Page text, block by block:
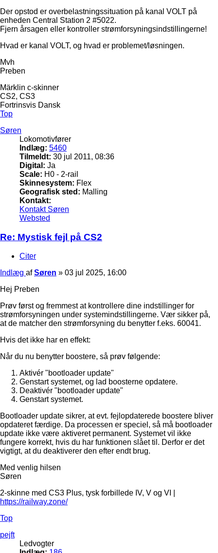
Der opstod er overbelastningssituation på kanal VOLT på
enheden Central Station 2 #5022.
Fjern årsagen eller kontroller strømforsyningsindstillingerne!
Hvad er kanal VOLT, og hvad er problemet/løsningen.
Mvh
Preben
Märklin c-skinner
CS2, CS3
Fortrinsvis Dansk
Top
Søren
Lokomotivfører
Indlæg: 5460
Tilmeldt: 30 jul 2011, 08:36
Digital: Ja
Scale: H0 - 2-rail
Skinnesystem: Flex
Geografisk sted: Malling
Kontakt:
Kontakt Søren
Websted
Re: Mystisk fejl på CS2
Citer
Indlæg afSøren » 03 jul 2025, 16:00
Hej Preben
Prøv først og fremmest at kontrollere dine indstillinger for
strømforsyningen under systemindstillingerne. Vær sikker på,
at de matcher den strømforsyning du benytter f.eks. 60041.
Hvis det ikke har en effekt:
Når du nu benytter boostere, så prøv følgende:
Aktivér "bootloader update"
Genstart systemet, og lad boosterne opdatere.
Deaktivér "bootloader update"
Genstart systemet.
Bootloader update sikrer, at evt. fejlopdaterede boostere bliver
opdateret færdige. Da processen er speciel, så må bootloader
update ikke være aktiveret permanent. Systemet vil ikke
fungere korrekt, hvis du har funktionen slået til. Derfor er det
vigtigt, at du deaktiverer den efter endt brug.
Med venlig hilsen
Søren
2-skinne med CS3 Plus, tysk forbillede IV, V og VI |
https://railway.zone/
Top
pejft
Ledvogter